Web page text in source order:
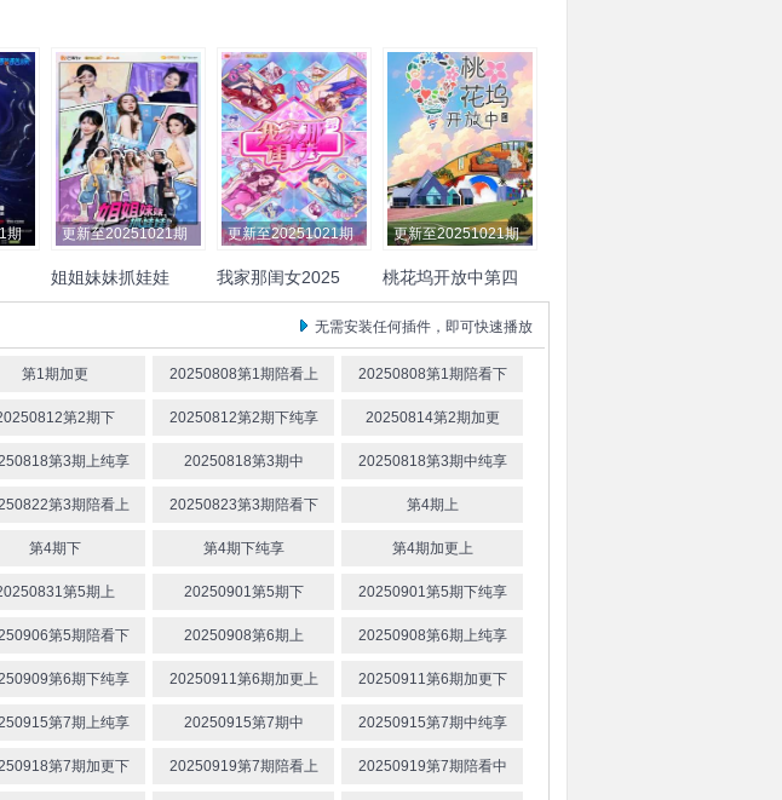
期 更新至20251021期
姐姐妹妹抓娃娃
戚薇 张雨绮 李一桐 李雪
更新至20251021期
我家那闺女2025
孙怡 张予曦 管乐 孟映宏
李松蔚
更新至20251021期
桃花坞开放中第四
季
丁笑滢 甘望星 官鸿 古子
成
无需安装任何插件，即可快速播放
第1期加更 20250808第1期陪看上 20250808第1期陪看下
第2期下 20250812第2期下纯享 20250814第2期加更
第3期上纯享 20250818第3期中 20250818第3期中纯享
第3期陪看上 20250823第3期陪看下 第4期上
第4期下 第4期下纯享 第4期加更上
第5期上 20250901第5期下 20250901第5期下纯享
第5期陪看下 20250908第6期上 20250908第6期上纯享
第6期下纯享 20250911第6期加更上 20250911第6期加更下
第7期上纯享 20250915第7期中 20250915第7期中纯享
第7期加更下 20250919第7期陪看上 20250919第7期陪看中